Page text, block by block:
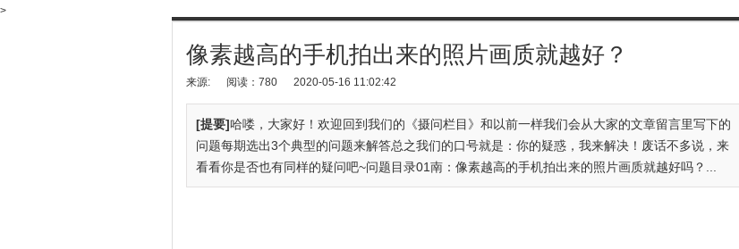
>
像素越高的手机拍出来的照片画质就越好？
来源: 阅读：780 2020-05-16 11:02:42
[提要]哈喽，大家好！欢迎回到我们的《摄问栏目》和以前一样我们会从大家的文章留言里写下的
问题每期选出3个典型的问题来解答总之我们的口号就是：你的疑惑，我来解决！废话不多说，来
看看你是否也有同样的疑问吧~问题目录01南：像素越高的手机拍出来的照片画质就越好吗？...